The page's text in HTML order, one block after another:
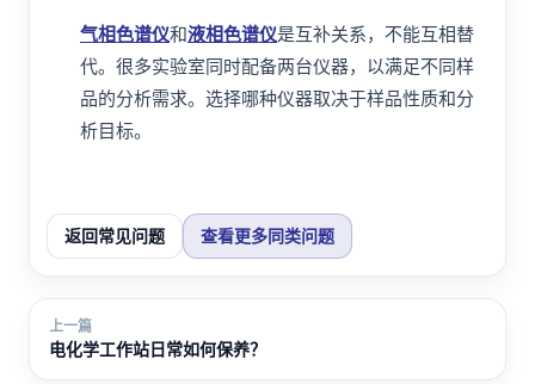
气相色谱仪和液相色谱仪是互补关系，不能互相替
代。很多实验室同时配备两台仪器，以满足不同样
品的分析需求。选择哪种仪器取决于样品性质和分
析目标。
返回常见问题 查看更多同类问题
上一篇
电化学工作站日常如何保养？